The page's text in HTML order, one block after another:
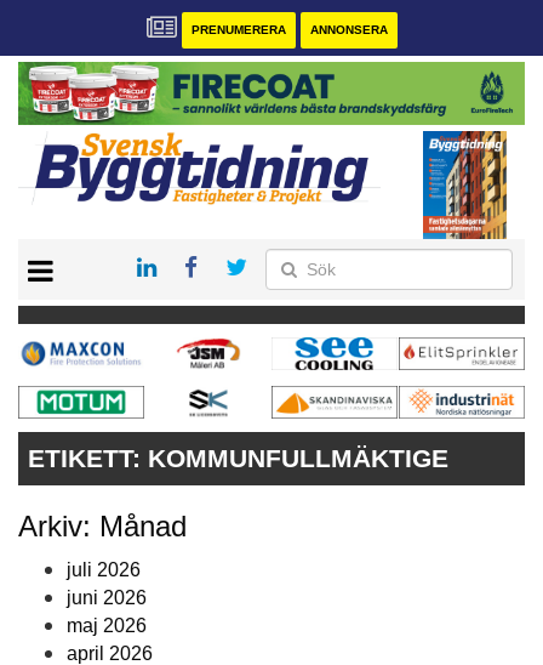
PRENUMERERA ANNONSERA
PRENUMERERA
VÅRA ANDRA MAGASIN
ANNONSERA
KONTAKT
ETIKETT: KOMMUNFULLMÄKTIGE
Arkiv: Månad
juli 2026
juni 2026
maj 2026
april 2026